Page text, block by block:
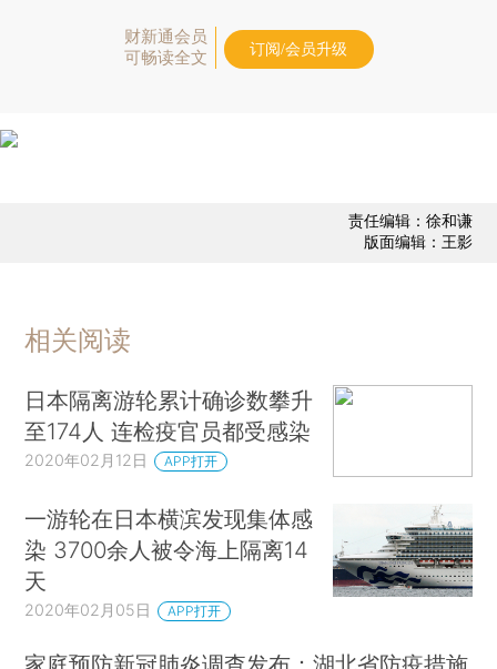
财新通会员
可畅读全文
订阅/会员升级
责任编辑：徐和谦
版面编辑：王影
相关阅读
日本隔离游轮累计确诊数攀升
至174人 连检疫官员都受感染
2020年02月12日 APP打开
一游轮在日本横滨发现集体感
染 3700余人被令海上隔离14
天
2020年02月05日 APP打开